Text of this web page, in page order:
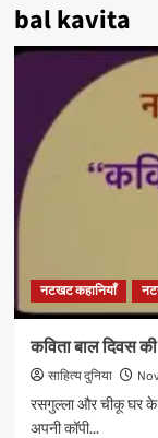
bal kavita
नटखट कहानियाँ
कविता बाल दिवस की
साहित्य दुनिया
रसगुल्ला और चीकू घर के
अपनी कॉपी...